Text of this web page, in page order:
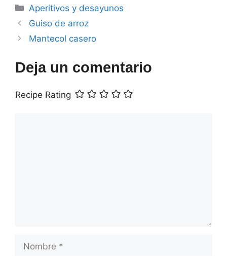
Categorías
Aperitivos y desayunos
Guiso de arroz
Mantecol casero
Deja un comentario
Recipe Rating
Nombre